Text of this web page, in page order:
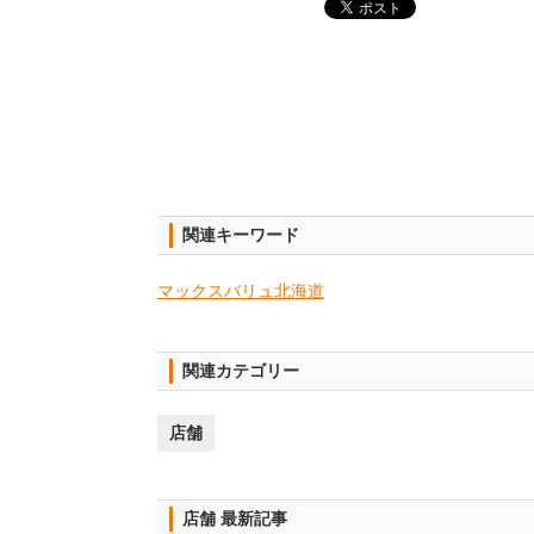
関連キーワード
マックスバリュ北海道
関連カテゴリー
店舗
店舗 最新記事